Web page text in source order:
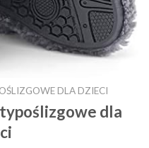
DLA DZIECI
dla